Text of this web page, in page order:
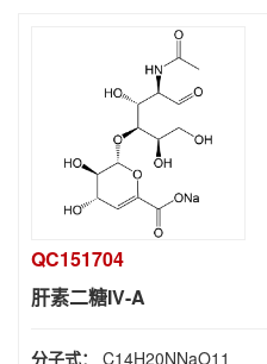
QC151704
肝素二糖IV-A
分子式： C14H20NNaO11